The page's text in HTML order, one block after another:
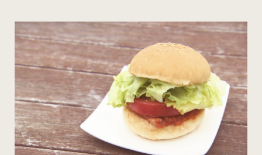
ラーメン カレー